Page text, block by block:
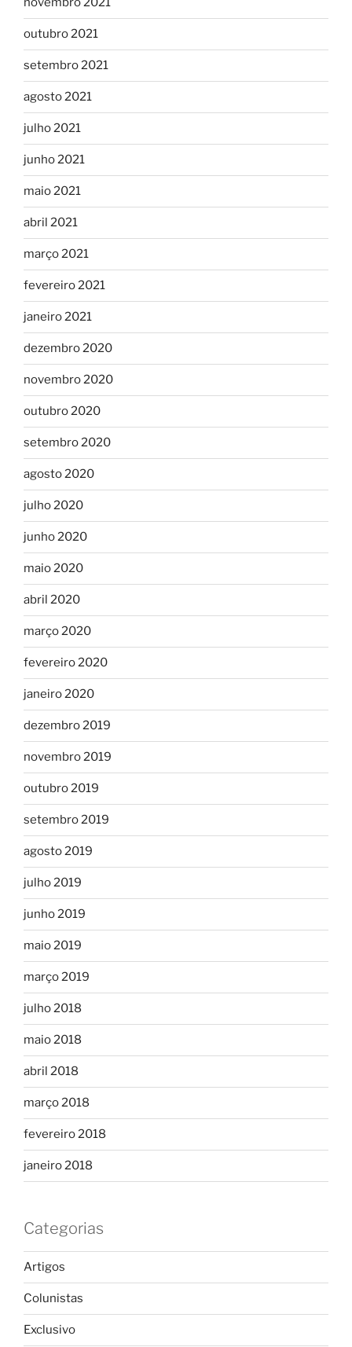
outubro 2021
setembro 2021
agosto 2021
julho 2021
junho 2021
maio 2021
abril 2021
março 2021
fevereiro 2021
janeiro 2021
dezembro 2020
novembro 2020
outubro 2020
setembro 2020
agosto 2020
julho 2020
junho 2020
maio 2020
abril 2020
março 2020
fevereiro 2020
janeiro 2020
dezembro 2019
novembro 2019
outubro 2019
setembro 2019
agosto 2019
julho 2019
junho 2019
maio 2019
março 2019
julho 2018
maio 2018
abril 2018
março 2018
fevereiro 2018
janeiro 2018
Categorias
Artigos
Colunistas
Exclusivo